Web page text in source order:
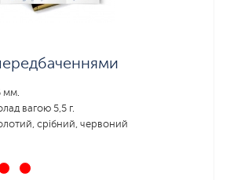
мм.
вагою 5,5 г.
срібний, червоний